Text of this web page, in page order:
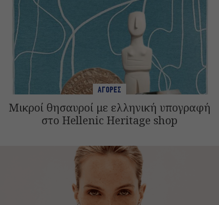
ΑΓΟΡΕΣ
Μικροί θησαυροί με ελληνική υπογραφή
στο Hellenic Heritage shop